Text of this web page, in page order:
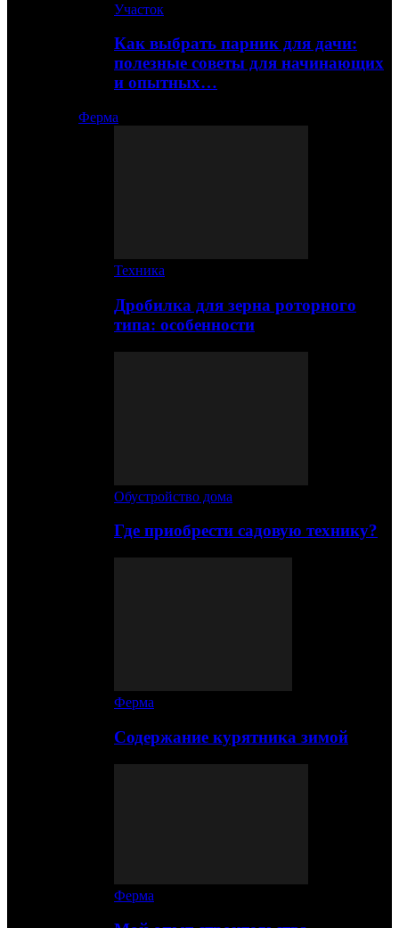
Участок
Как выбрать парник для дачи:
полезные советы для начинающих
и опытных…
Ферма
Техника
Дробилка для зерна роторного
типа: особенности
Обустройство дома
Где приобрести садовую технику?
Ферма
Содержание курятника зимой
Ферма